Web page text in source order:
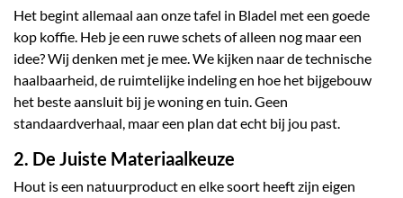
Het begint allemaal aan onze tafel in Bladel met een goede
kop koffie. Heb je een ruwe schets of alleen nog maar een
idee? Wij denken met je mee. We kijken naar de technische
haalbaarheid, de ruimtelijke indeling en hoe het bijgebouw
het beste aansluit bij je woning en tuin. Geen
standaardverhaal, maar een plan dat echt bij jou past.
2. De Juiste Materiaalkeuze
Hout is een natuurproduct en elke soort heeft zijn eigen